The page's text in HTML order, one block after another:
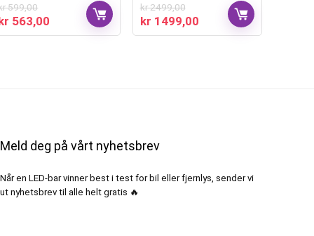
599,00
563,00
kr2499,00
kr 1499,00
Meld deg på vårt nyhetsbrev
Når en LED-bar vinner best i test for bil eller fjernlys, sender vi
ut nyhetsbrev til alle helt gratis 🔥